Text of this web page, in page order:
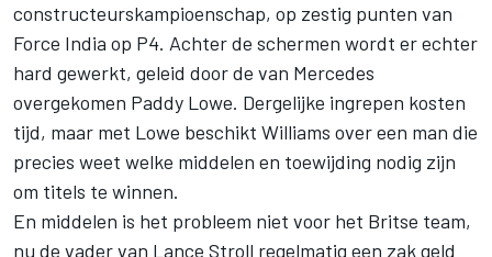
constructeurskampioenschap, op zestig punten van
Force India op P4. Achter de schermen wordt er echter
hard gewerkt, geleid door de van Mercedes
overgekomen Paddy Lowe. Dergelijke ingrepen kosten
tijd, maar met Lowe beschikt Williams over een man die
precies weet welke middelen en toewijding nodig zijn
om titels te winnen.
En middelen is het probleem niet voor het Britse team,
nu de vader van Lance Stroll regelmatig een zak geld